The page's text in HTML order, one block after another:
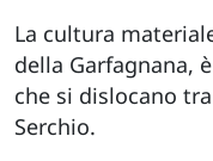
La cultura
della Garfagnana,
che si dislocano
Serchio.